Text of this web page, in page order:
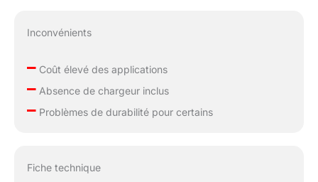
Inconvénients
–Coût élevé des applications
–Absence de chargeur inclus
–Problèmes de durabilité pour certains
Fiche technique